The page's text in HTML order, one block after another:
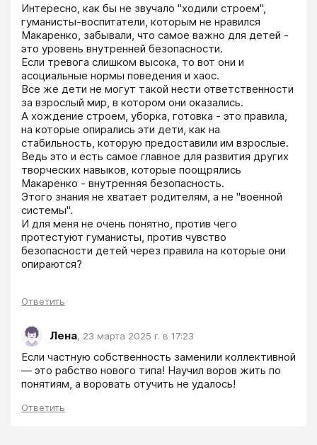
Интересно, как бы не звучало "ходили строем",
гуманисты-воспитатели, которым не нравился
Макаренко, забывали, что самое важно для детей -
это уровень внутренней безопасности.
Если тревога слишком высока, то вот они и
асоциальные нормы поведения и хаос.
Все же дети не могут такой нести ответственности
за взрослый мир, в котором они оказались.
А хождение строем, уборка, готовка - это правила,
на которые опирались эти дети, как на
стабильность, которую предоставили им взрослые.
Ведь это и есть самое главное для развития других
творческих навыков, которые поощрялись
Макаренко - внутренняя безопасность.
Этого знания не хватает родителям, а не "военной
системы".
И для меня не очень понятно, против чего
протестуют гуманисты, против чувство
безопасности детей через правила на которые они
опираются?
Ответить
Лена, 23 марта 2025 г. в 17:23
Если частную собственность заменили коллективной
― это рабство нового типа! Научил воров жить по
понятиям, а воровать отучить не удалось!
Ответить